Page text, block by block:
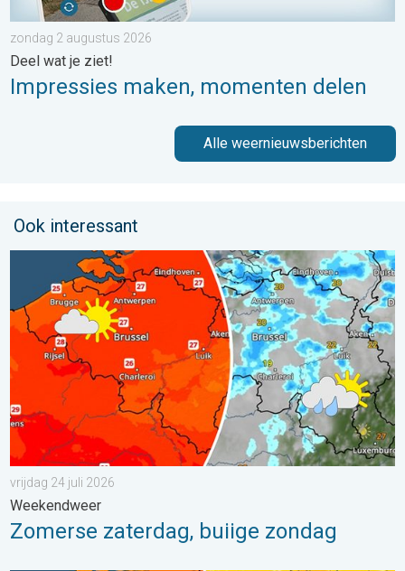
zondag 2 augustus 2026
Deel wat je ziet!
Impressies maken, momenten delen
Alle weernieuwsberichten
Ook interessant
Zomerse zaterdag, buiige zondag. Weekendweer. . . vrijdag
vrijdag 24 juli 2026
Weekendweer
Zomerse zaterdag, buiige zondag